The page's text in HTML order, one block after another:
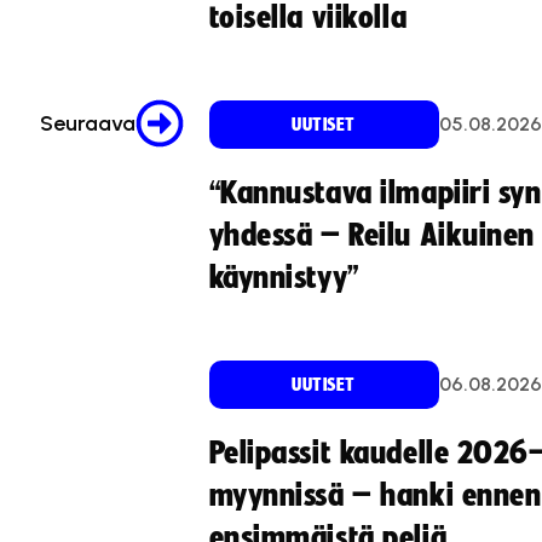
Seuraava
toisella viikolla
UUTISET 05.08.2026
“Kannustava ilmapiiri
yhdessä – Reilu
käynnistyy”
UUTISET 06.08.2026
Pelipassit kaudelle
myynnissä – hanki ennen